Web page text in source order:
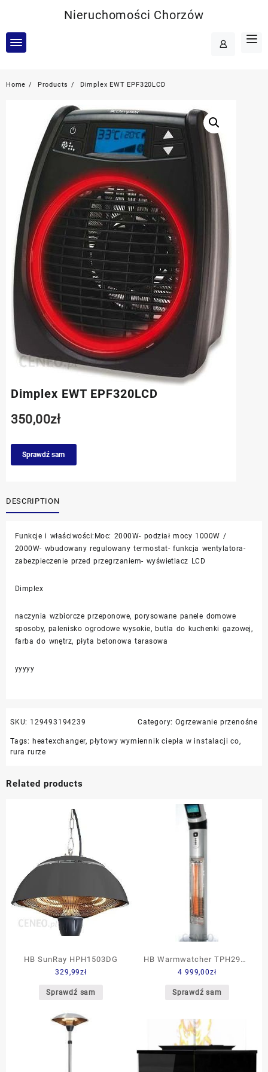
content
Nieruchomości Chorzów
Home Products Dimplex EWT EPF320LCD
Dimplex EWT EPF320LCD
350,00zł
Sprawdź sam
DESCRIPTION
Funkcje i właściwości:Moc: 2000W- podział mocy 1000W /
2000W- wbudowany regulowany termostat- funkcja wentylatora-
zabezpieczenie przed przegrzaniem- wyświetlacz LCD
Dimplex
naczynia wzbiorcze przeponowe, porysowane panele domowe
sposoby, palenisko ogrodowe wysokie, butla do kuchenki gazowej,
farba do wnętrz, płyta betonowa tarasowa
yyyyy
SKU: 129493194239 Category: Ogrzewanie przenośne
Tags: heatexchanger, płytowy wymiennik ciepła w instalacji co,
rura rurze
Related products
HB SunRay HPH1503DG
329,99zł
Sprawdź sam
HB Warmwatcher TPH2970
ATHENA
4 999,00zł
Sprawdź sam